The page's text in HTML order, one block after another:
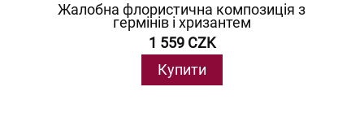
Жалобна флористична композиція з
гермінів і хризантем
1 559 CZK
Купити